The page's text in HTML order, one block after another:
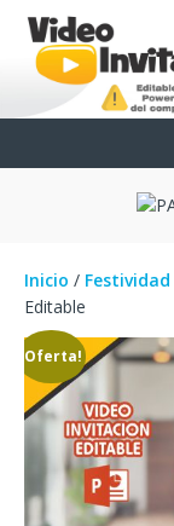
Inicio / Festividad
Editable
¡Oferta!